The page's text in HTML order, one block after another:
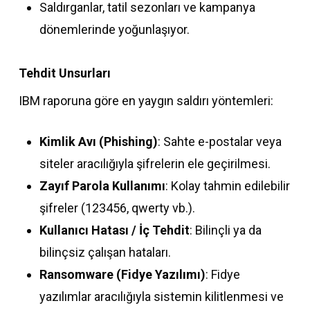
Saldırganlar, tatil sezonları ve kampanya
dönemlerinde yoğunlaşıyor.
Tehdit Unsurları
IBM raporuna göre en yaygın saldırı yöntemleri:
Kimlik Avı (Phishing): Sahte e-postalar veya
siteler aracılığıyla şifrelerin ele geçirilmesi.
Zayıf Parola Kullanımı: Kolay tahmin edilebilir
şifreler (123456, qwerty vb.).
Kullanıcı Hatası / İç Tehdit: Bilinçli ya da
bilinçsiz çalışan hataları.
Ransomware (Fidye Yazılımı): Fidye
yazılımlar aracılığıyla sistemin kilitlenmesi ve